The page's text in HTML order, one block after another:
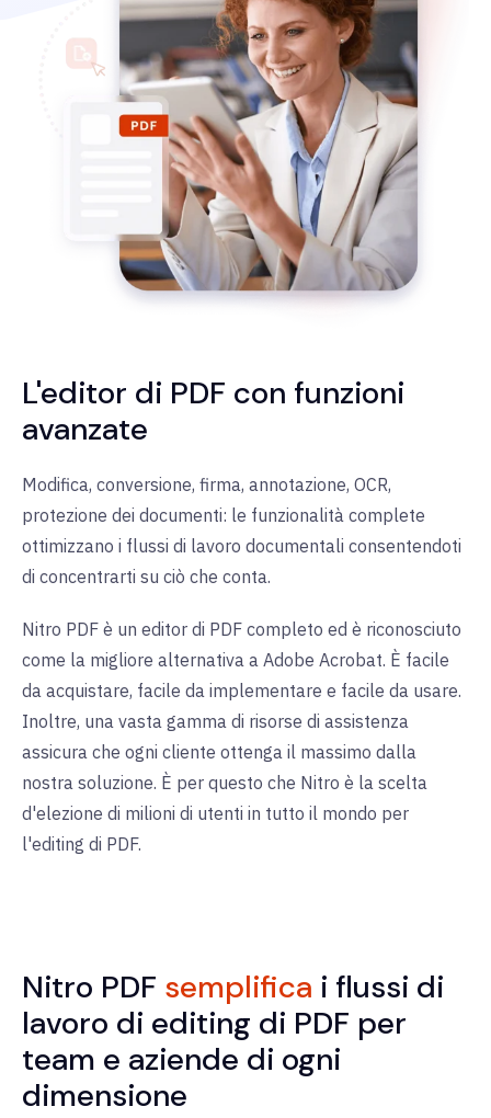
L'editor di PDF con funzioni
avanzate
Modifica, conversione, firma, annotazione, OCR,
protezione dei documenti: le funzionalità complete
ottimizzano i flussi di lavoro documentali consentendoti
di concentrarti su ciò che conta.
Nitro PDF è un editor di PDF completo ed è riconosciuto
come la migliore alternativa a Adobe Acrobat. È facile
da acquistare, facile da implementare e facile da usare.
Inoltre, una vasta gamma di risorse di assistenza
assicura che ogni cliente ottenga il massimo dalla
nostra soluzione. È per questo che Nitro è la scelta
d'elezione di milioni di utenti in tutto il mondo per
l'editing di PDF.
Nitro PDF semplifica i flussi di
lavoro di editing di PDF per
team e aziende di ogni
dimensione